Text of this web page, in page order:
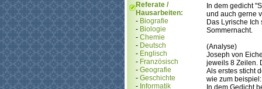
Referate /
Hausarbeiten:
- Biografie
- Biologie
- Chemie
- Deutsch
- Englisch
- Französisch
- Geografie
- Geschichte
- Informatik
In dem gedicht
und auch gerne
Das Lyrische
Sommernacht.
(Analyse)
Joseph von
jeweils 8 Zeilen.
Als erstes sticht
wie zum
In dem Gedicht